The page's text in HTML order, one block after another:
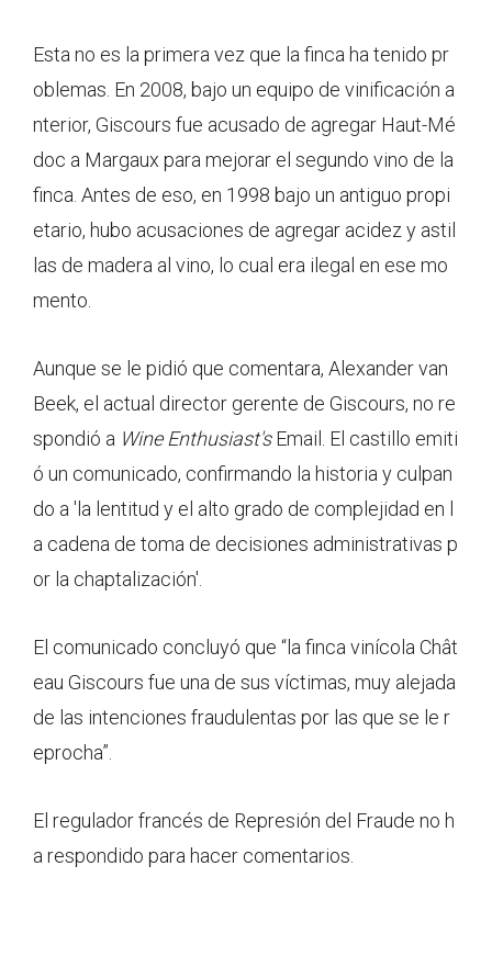
Esta no es la primera vez que la finca ha tenido pr
oblemas. En 2008, bajo un equipo de vinificación a
nterior, Giscours fue acusado de agregar Haut-Mé
doc a Margaux para mejorar el segundo vino de la
finca. Antes de eso, en 1998 bajo un antiguo propi
etario, hubo acusaciones de agregar acidez y astil
las de madera al vino, lo cual era ilegal en ese mo
mento.
Aunque se le pidió que comentara, Alexander van
Beek, el actual director gerente de Giscours, no re
spondió a Wine Enthusiast'sEmail. El castillo emiti
ó un comunicado, confirmando la historia y culpan
do a 'la lentitud y el alto grado de complejidad en l
a cadena de toma de decisiones administrativas p
or la chaptalización'.
El comunicado concluyó que “la finca vinícola Chât
eau Giscours fue una de sus víctimas, muy alejada
de las intenciones fraudulentas por las que se le r
eprocha”.
El regulador francés de Represión del Fraude no h
a respondido para hacer comentarios.